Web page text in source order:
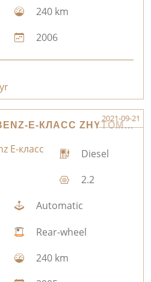
240 km
2006
SALE MERCEDES-BENZ-E-КЛАСС ZHYTOMYR
2021-09-21
Diesel
2.2
Automatic
Rear-wheel
240 km